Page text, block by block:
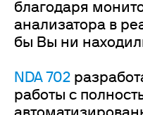
благодаря
анализатора в
бы Вы ни
NDA 702
работы с